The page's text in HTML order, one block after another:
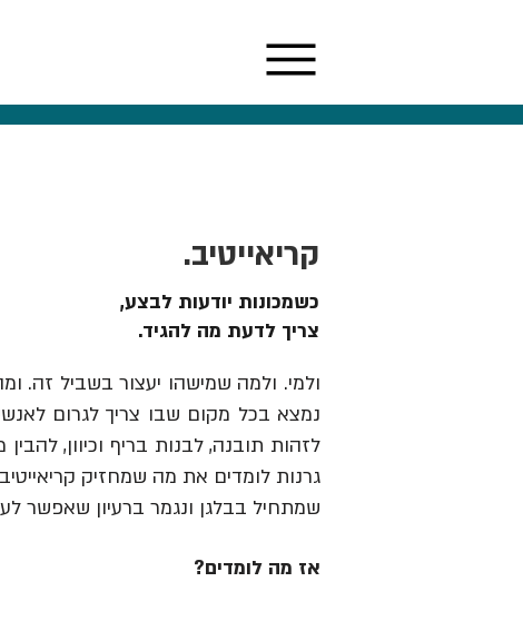
קריאייטיב.
כשמכונות יודעות לבצע,
צריך לדעת מה להגיד.
ולמי. ולמה שמישהו יעצור בשביל זה.
נמצא בכל מקום שבו צריך לגרום
גרנות לומדים את מה שמחזיק
שמתחיל בבלגן ונגמר ברעיון שאפשר
אז מה לומדים?